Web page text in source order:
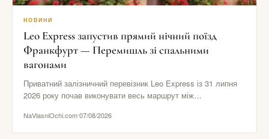
НОВИНИ
Leo Express запустив прямий нічний поїзд
Франкфурт — Перемишль зі спальними
вагонами
Приватний залізничний перевізник Leo Express із 31 липня
2026 року почав виконувати весь маршрут між
NaVlasniOchi.com07/08/2026